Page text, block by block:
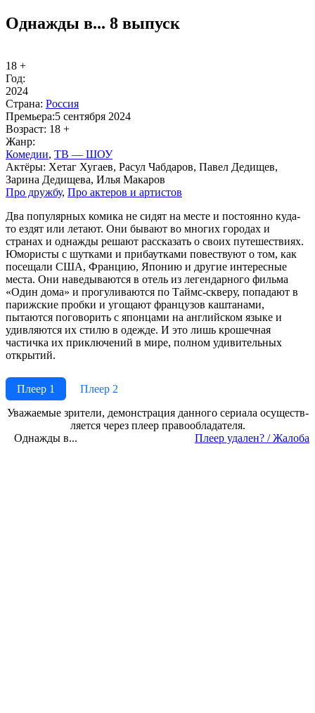
Однажды в... 8 выпуск
18 +
Год:
2024
Стра­на: Рос­сия
Пре­мье­ра:5 сентября 2024
Воз­раст: 18 +
Жанр:
Ко­ме­дии, ТВ — ШОУ
Ак­тё­ры: Хетаг Хугаев, Расул Чабдаров, Павел Дедищев,
Зарина Дедищева, Илья Макаров
Про друж­бу, Про ак­те­ров и ар­ти­стов
Два популярных комика не сидят на месте и постоянно куда-
то ездят или летают. Они бывают во многих городах и
странах и однажды решают рассказать о своих путешествиях.
Юмористы с шутками и прибаутками повествуют о том, как
посещали США, Францию, Японию и другие интересные
места. Они наведываются в отель из легендарного фильма
«Один дома» и прогуливаются по Таймс-скверу, попадают в
парижские пробки и угощают французов каштанами,
пытаются поговорить с японцами на английском языке и
удивляются их стилю в одежде. И это лишь крошечная
частичка их приключений в мире, полном удивительных
открытий.
Плеер 1
Плеер 2
Ува­жае­мые зри­те­ли, де­мон­ст­ра­ция дан­но­го се­риа­ла осу­ще­ст­в­
ля­ет­ся че­рез пле­ер пра­во­об­ла­да­те­ля.
Однажды в...
Пле­ер уда­лен? / Жа­ло­ба